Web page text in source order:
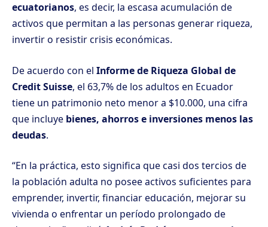
ecuatorianos, es decir, la escasa acumulación de
activos que permitan a las personas generar riqueza,
invertir o resistir crisis económicas.
De acuerdo con el Informe de Riqueza Global de
Credit Suisse, el 63,7% de los adultos en Ecuador
tiene un patrimonio neto menor a $10.000, una cifra
que incluye bienes, ahorros e inversiones menos las
deudas.
“En la práctica, esto significa que casi dos tercios de
la población adulta no posee activos suficientes para
emprender, invertir, financiar educación, mejorar su
vivienda o enfrentar un período prolongado de